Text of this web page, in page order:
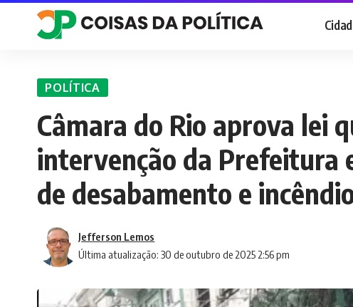
POLÍTICA
Câmara do Rio aprova lei
intervenção da Prefeitura
de desabamento e
Última atualização: 30 de outubro de 2025 2:56 pm
Jefferson Lemos